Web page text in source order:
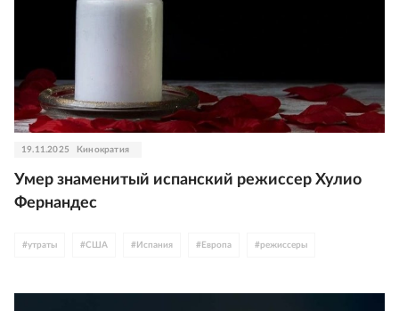
19.11.2025 Кинократия
Умер знаменитый испанский режиссер Хулио
Фернандес
#утраты #США # Испания # Европа #режиссеры